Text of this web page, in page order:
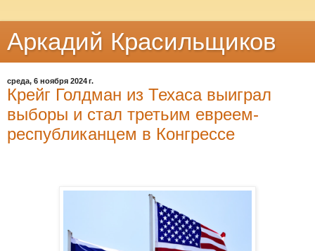
Аркадий Красильщиков
среда, 6 ноября 2024 г.
Крейг Голдман из Техаса выиграл
выборы и стал третьим евреем-
республиканцем в Конгрессе